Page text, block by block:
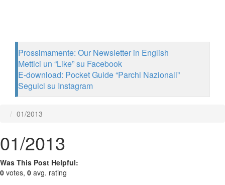
Prossimamente: Our Newsletter in English
Mettici un “Like” su Facebook
E-download: Pocket Guide “Parchi Nazionali”
Seguici su Instagram
01/2013
01/2013
Was This Post Helpful:
0 votes, 0 avg. rating